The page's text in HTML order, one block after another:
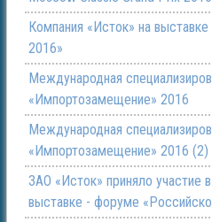
Компания «Исток» на
2016»
Международная
«Импортозамещение» 2016
Международная
«Импортозамещение» 2016 (2)
ЗАО «Исток» приняло участие
выставке - форуме